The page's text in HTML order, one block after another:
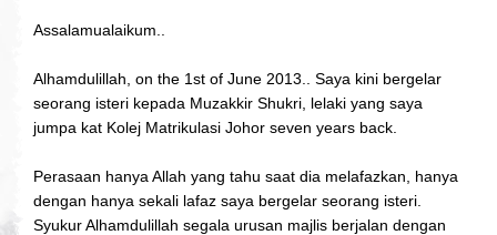
Assalamualaikum..
Alhamdulillah, on the 1st of June 2013.. Saya kini bergelar
seorang isteri kepada Muzakkir Shukri, lelaki yang saya
jumpa kat Kolej Matrikulasi Johor seven years back.
Perasaan hanya Allah yang tahu saat dia melafazkan, hanya
dengan hanya sekali lafaz saya bergelar seorang isteri.
Syukur Alhamdulillah segala urusan majlis berjalan dengan